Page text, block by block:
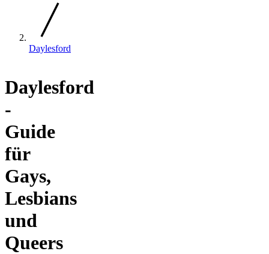
Daylesford
Daylesford
-
Guide
für
Gays,
Lesbians
und
Queers